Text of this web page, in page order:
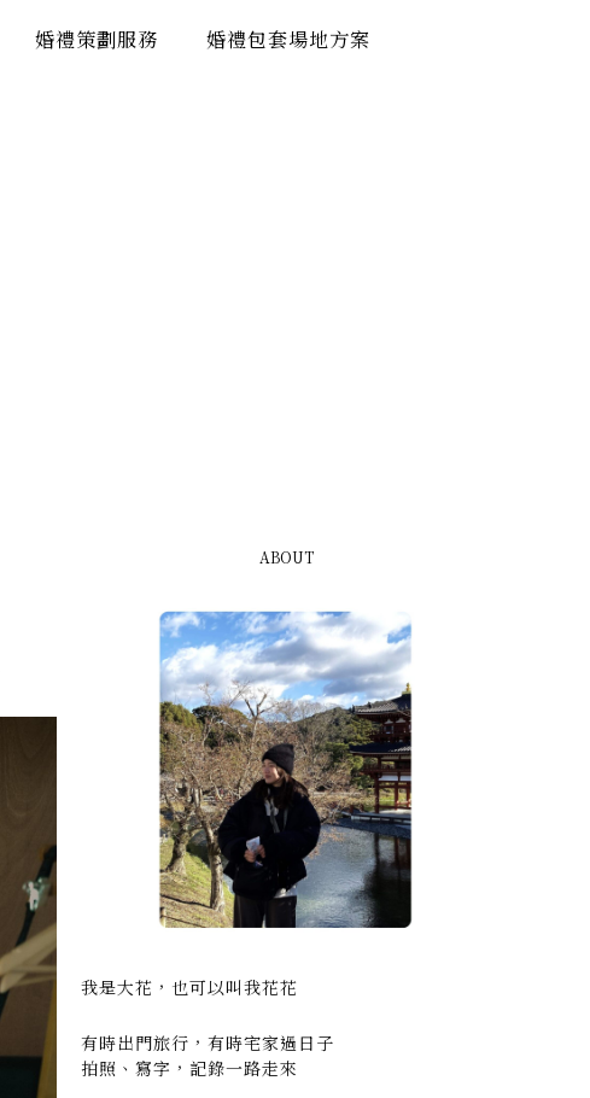
婚禮策劃服務 婚禮包套場地方案
ABOUT
我是大花，也可以叫我花花
有時出門旅行，有時宅家過日子
拍照、寫字，記錄一路走來